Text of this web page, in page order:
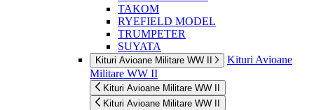
TAKOM
RYEFIELD MODEL
TRUMPETER
SUYATA
Kituri Avioane Militare WW II
Kituri Avioane
Militare WW II
Kituri Avioane Militare WW II
Kituri Avioane Militare WW II